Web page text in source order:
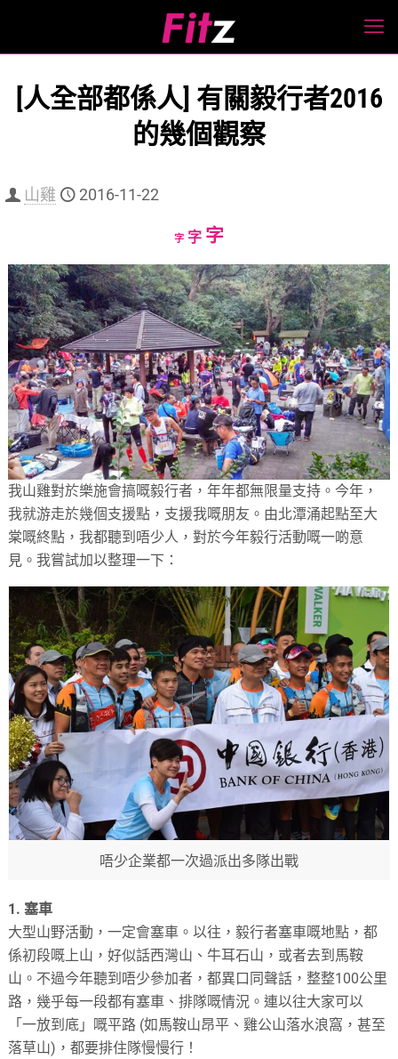
[人全部都係人] 有關毅行者2016
的幾個觀察
山雞 2016-11-22
字Decrease
size.
字Reset
size.
字Increase
size.
我山雞對於樂施會搞嘅毅行者，年年都無限量支持。今年，
我就游走於幾個支援點，支援我嘅朋友。由北潭涌起點至大
棠嘅終點，我都聽到唔少人，對於今年毅行活動嘅一啲意
見。我嘗試加以整理一下：
唔少企業都一次過派出多隊出戰
1. 塞車
大型山野活動，一定會塞車。以往，毅行者塞車嘅地點，都
係初段嘅上山，好似話西灣山、牛耳石山，或者去到馬鞍
山。不過今年聽到唔少參加者，都異口同聲話，整整100公里
路，幾乎每一段都有塞車、排隊嘅情況。連以往大家可以
「一放到底」嘅平路 (如馬鞍山昂平、雞公山落水浪窩，甚至
落草山)，都要排住隊慢慢行！